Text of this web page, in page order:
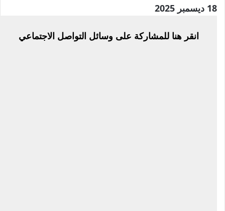
تم
18 ديسمبر 2025
انقر هنا للمشاركة على وسائل التواصل الاجتماعي